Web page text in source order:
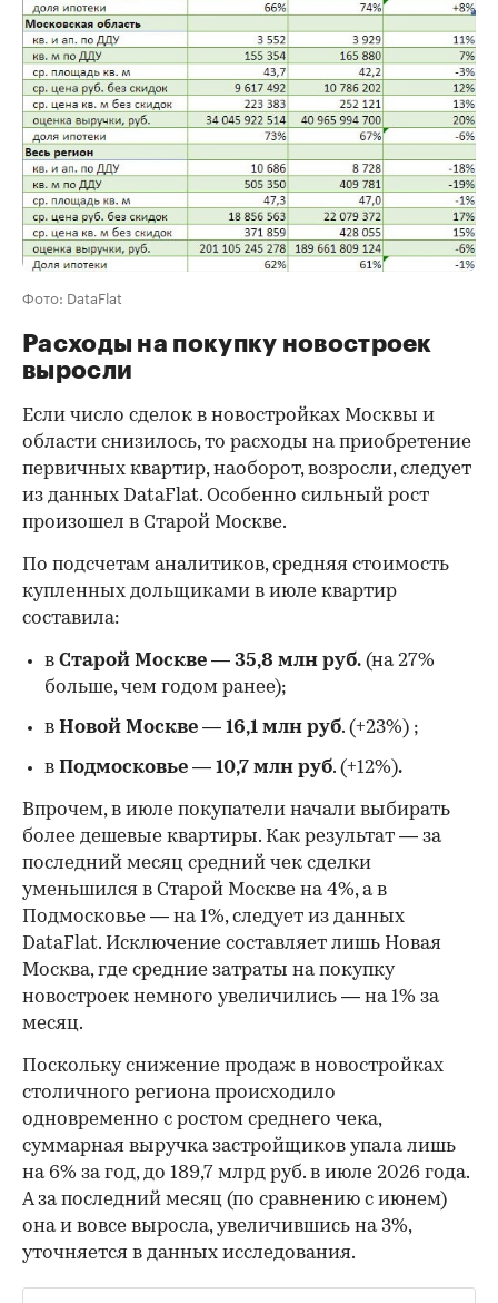
Фото: DataFlat
Расходы на покупку новостроек
выросли
Если число сделок в новостройках Москвы и
области снизилось, то расходы на приобретение
первичных квартир, наоборот, возросли, следует
из данных DataFlat. Особенно сильный рост
произошел в Старой Москве.
По подсчетам аналитиков, средняя стоимость
купленных дольщиками в июле квартир
составила:
в Старой Москве — 35,8 млн руб. (на 27%
больше, чем годом ранее);
в Новой Москве — 16,1 млн руб. (+23%) ;
в Подмосковье — 10,7 млн руб. (+12%).
Впрочем, в июле покупатели начали выбирать
более дешевые квартиры. Как результат — за
последний месяц средний чек сделки
уменьшился в Старой Москве на 4%, а в
Подмосковье — на 1%, следует из данных
DataFlat. Исключение составляет лишь Новая
Москва, где средние затраты на покупку
новостроек немного увеличились — на 1% за
месяц.
Поскольку снижение продаж в новостройках
столичного региона происходило
одновременно с ростом среднего чека,
суммарная выручка застройщиков упала лишь
на 6% за год, до 189,7 млрд руб. в июле 2026 года.
А за последний месяц (по сравнению с июнем)
она и вовсе выросла, увеличившись на 3%,
уточняется в данных исследования.